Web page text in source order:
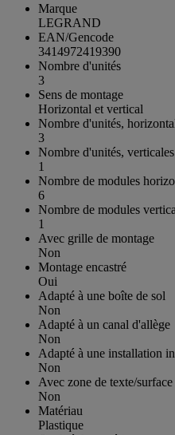
Marque
LEGRAND
EAN/Gencode
3414972419390
Nombre d'unités
3
Sens de montage
Horizontal et vertical
Nombre d'unités,
3
Nombre d'unités, verticales
1
Nombre de modules
6
Nombre de modules
1
Avec grille de montage
Non
Montage encastré
Oui
Adapté à une boîte de sol
Non
Adapté à un canal d'allège
Non
Adapté à une installation
Non
Avec zone de texte/
Non
Matériau
Plastique